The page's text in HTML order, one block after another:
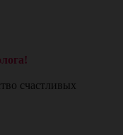
счастливых